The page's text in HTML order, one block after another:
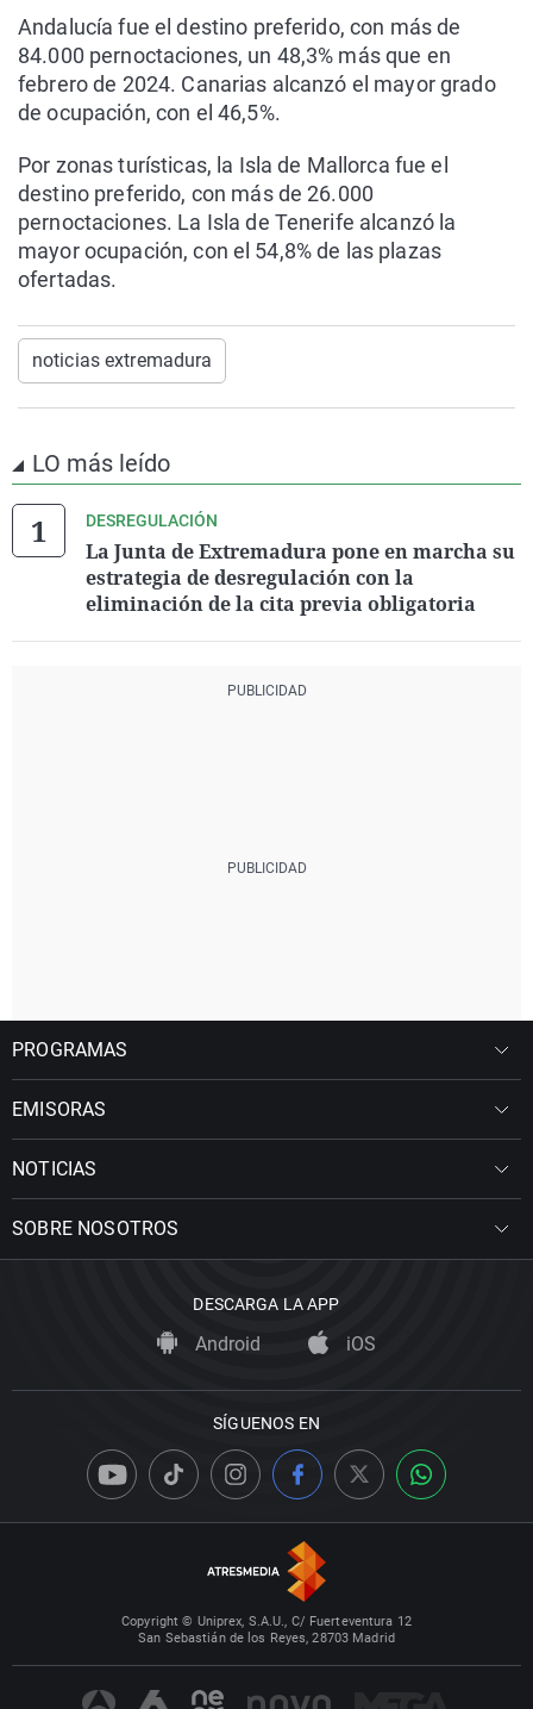
Andalucía fue el destino preferido, con más de
84.000 pernoctaciones, un 48,3% más que en
febrero de 2024. Canarias alcanzó el mayor grado
de ocupación, con el 46,5%.
Por zonas turísticas, la Isla de Mallorca fue el
destino preferido, con más de 26.000
pernoctaciones. La Isla de Tenerife alcanzó la
mayor ocupación, con el 54,8% de las plazas
ofertadas.
noticias extremadura
LO más leído
DESREGULACIÓN
La Junta de Extremadura pone en marcha su
estrategia de desregulación con la
eliminación de la cita previa obligatoria
PROGRAMAS
EMISORAS
NOTICIAS
SOBRE NOSOTROS
DESCARGA LA APP
Android iOS
SÍGUENOS EN
Copyright © Uniprex, S.A.U., C/ Fuerteventura 12
San Sebastián de los Reyes, 28703 Madrid